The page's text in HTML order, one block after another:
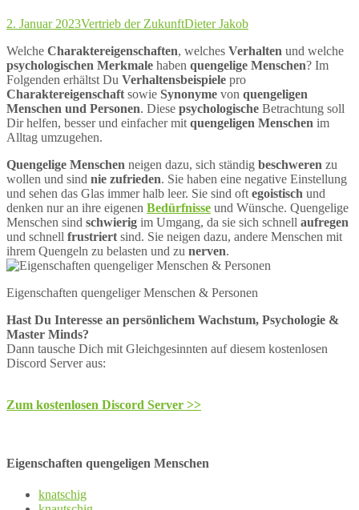
2. Januar 2023Vertrieb der ZukunftDieter Jakob
Welche Charaktereigenschaften, welches Verhalten und welche
psychologischen Merkmale haben quengelige Menschen? Im
Folgenden erhältst Du Verhaltensbeispiele pro
Charaktereigenschaft sowie Synonyme von quengeligen
Menschen und Personen. Diese psychologische Betrachtung soll
Dir helfen, besser und einfacher mit quengeligen Menschen im
Alltag umzugehen.
Quengelige Menschen neigen dazu, sich ständig beschweren zu
wollen und sind nie zufrieden. Sie haben eine negative Einstellung
und sehen das Glas immer halb leer. Sie sind oft egoistisch und
denken nur an ihre eigenen Bedürfnisse und Wünsche. Quengelige
Menschen sind schwierig im Umgang, da sie sich schnell aufregen
und schnell frustriert sind. Sie neigen dazu, andere Menschen mit
ihrem Quengeln zu belasten und zu nerven.
Eigenschaften quengeliger Menschen & Personen
Hast Du Interesse an persönlichem Wachstum, Psychologie &
Master Minds?
Dann tausche Dich mit Gleichgesinnten auf diesem kostenlosen
Discord Server aus:
Zum kostenlosen Discord Server >>
Eigenschaften quengeligen Menschen
knatschig